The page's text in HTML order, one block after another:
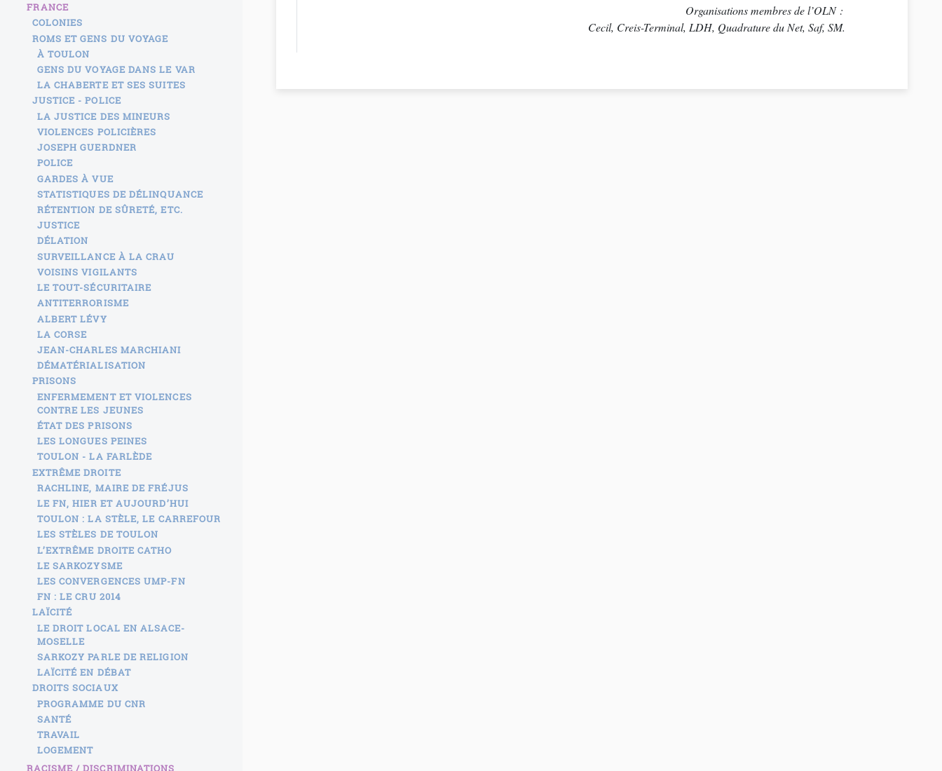
Organisations membres de l’OLN :
Cecil, Creis-Terminal, LDH, Quadrature du Net, Saf, SM.
FRANCE
COLONIES
ROMS ET GENS DU VOYAGE
À TOULON
GENS DU VOYAGE DANS LE VAR
LA CHABERTE ET SES SUITES
JUSTICE - POLICE
LA JUSTICE DES MINEURS
VIOLENCES POLICIÈRES
JOSEPH GUERDNER
POLICE
GARDES À VUE
STATISTIQUES DE DÉLINQUANCE
RÉTENTION DE SÛRETÉ, ETC.
JUSTICE
DÉLATION
SURVEILLANCE À LA CRAU
VOISINS VIGILANTS
LE TOUT-SÉCURITAIRE
ANTITERRORISME
ALBERT LÉVY
LA CORSE
JEAN-CHARLES MARCHIANI
DÉMATÉRIALISATION
PRISONS
ENFERMEMENT ET VIOLENCES
CONTRE LES JEUNES
ÉTAT DES PRISONS
LES LONGUES PEINES
TOULON - LA FARLÈDE
EXTRÊME DROITE
RACHLINE, MAIRE DE FRÉJUS
LE FN, HIER ET AUJOURD’HUI
TOULON : LA STÈLE, LE CARREFOUR
LES STÈLES DE TOULON
L’EXTRÊME DROITE CATHO
LE SARKOZYSME
LES CONVERGENCES UMP-FN
FN : LE CRU 2014
LAÏCITÉ
LE DROIT LOCAL EN ALSACE-
MOSELLE
SARKOZY PARLE DE RELIGION
LAÏCITÉ EN DÉBAT
DROITS SOCIAUX
PROGRAMME DU CNR
SANTÉ
TRAVAIL
LOGEMENT
RACISME / DISCRIMINATIONS